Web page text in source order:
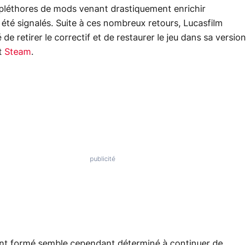
de mods venant drastiquement enrichir
signalés. Suite à ces nombreux retours, Lucasfilm
de retirer le correctif et de restaurer le jeu dans sa version
Steam.